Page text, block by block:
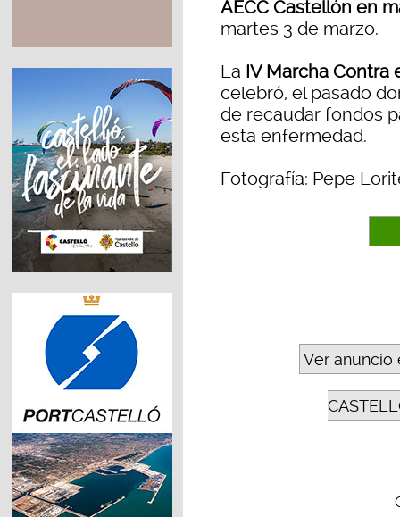
AECC Castellón en
martes 3 de marzo.
La IV Marcha Contra
celebró, el pasado
de recaudar fondos
esta enfermedad.
Fotografía: Pepe
Ver anuncio